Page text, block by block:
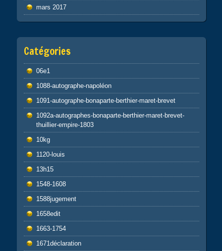
mars 2017
Catégories
06e1
1088-autographe-napoléon
1091-autographe-bonaparte-berthier-maret-brevet
1092a-autographes-bonaparte-berthier-maret-brevet-
thuillier-empire-1803
10kg
1120-louis
13h15
1548-1608
1588jugement
1658edit
1663-1754
1671déclaration